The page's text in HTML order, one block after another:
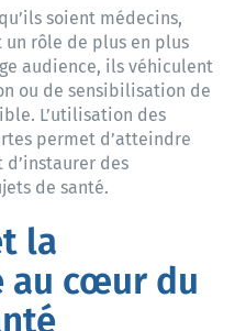
soient médecins,
rôle de plus en plus
audience, ils véhiculent
ou de sensibilisation de
L’utilisation des
permet d’atteindre
des
de santé.
la
au cœur du